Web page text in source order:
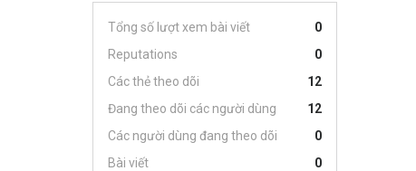
Tổng số lượt xem bài viết
0
Reputations
0
Các thẻ theo dõi
12
Đang theo dõi các người dùng
12
Các người dùng đang theo dõi
0
Bài viết
0